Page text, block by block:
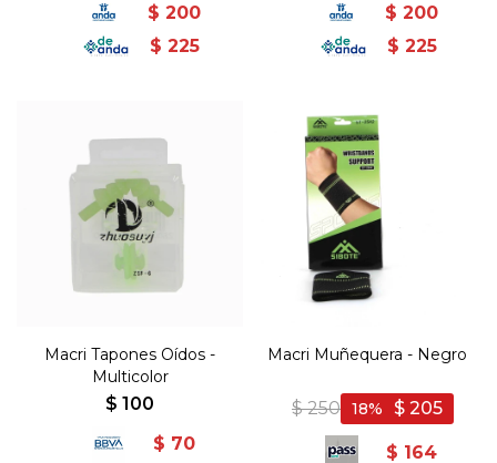
$ 200
$ 225
$ 200
$ 225
Macri Tapones Oídos -
Multicolor
$ 100
$ 70
Macri Muñequera - Negro
$ 250 $ 205
18
$ 164